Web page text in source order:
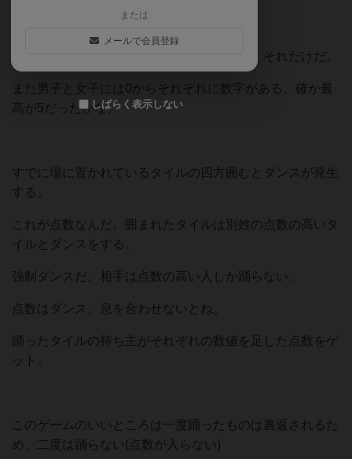
自分のターンになったらタイルを置くだけ。
タイルには大きく分けて２種類。男か女か。それだけだ。
また男子と女子には0からそれぞれに数字がある。確か最
高が5だったかな。
すでに場に置かれているタイルの四方囲むとダンスが発生
する。
これが点数なんだ。囲まれたタイルは別姓の点数の高いタ
イルとダンスをする。
強制ダンスだ。相手は点数の高い人しか踊らない。
点数はダンス。息を合わせないとね。
踊ったタイルの持ち主がそれぞれの数値を足した点数をゲ
ット。
このゲームのいいところは一度踊ったものは裏返されるた
め、二度は踊らない(点数が入らない)
または
メールで会員登録
しばらく表示しない